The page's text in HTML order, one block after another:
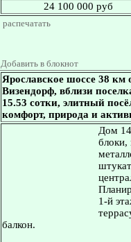
24 100 000 руб
распечатать
Добавить в блокнот
Ярославское шоссе 38
Визендорф, вблизи
15.53 сотки, элитный
комфорт, природа и
Дом
блоки,
1-й
балкон.